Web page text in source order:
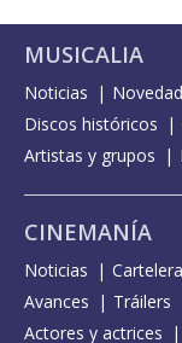
MUSICALIA
Noticias
Discos históricos
Artistas y grupos
CINEMANÍA
Noticias Cartelera
Avances
Tráilers
Actores y actrices